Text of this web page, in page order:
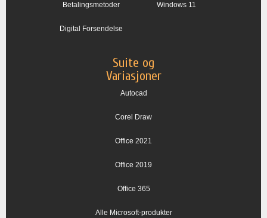
Betalingsmetoder
Digital Forsendelse
Windows 11
Suite og
Variasjoner
Autocad
Corel Draw
Office 2021
Office 2019
Office 365
Alle Microsoft-produkter